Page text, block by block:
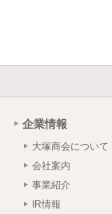
企業情報
大塚商会について
会社案内
事業紹介
IR情報